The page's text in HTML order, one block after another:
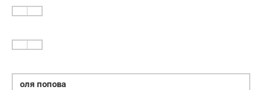
оля попова